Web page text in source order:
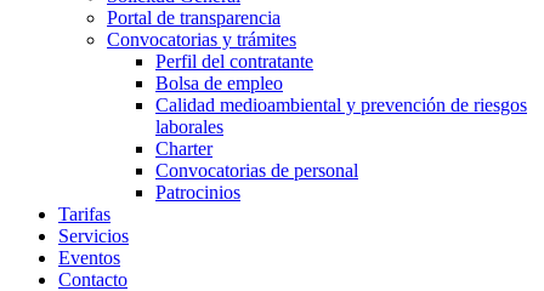
Portal de transparencia
Convocatorias y trámites
Perfil del contratante
Bolsa de empleo
Calidad medioambiental y prevención de riesgos
laborales
Charter
Convocatorias de personal
Patrocinios
Tarifas
Servicios
Eventos
Contacto